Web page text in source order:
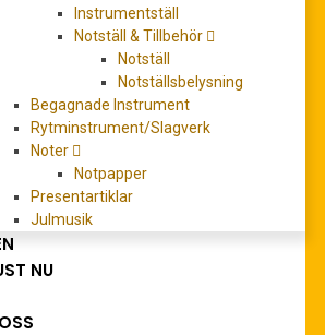
Instrumentställ
Notställ & Tillbehör
Notställ
Notställsbelysning
Begagnade Instrument
Rytminstrument/Slagverk
Noter
Notpapper
Presentartiklar
Julmusik
NU
van: String Quartet in E-flat major
Studiepartitur (Ess-dur)
203,00kr Det
ursprungliga
priset
var:
150,00
nuvarande
är:
LÄGG TILL I VARUKORG